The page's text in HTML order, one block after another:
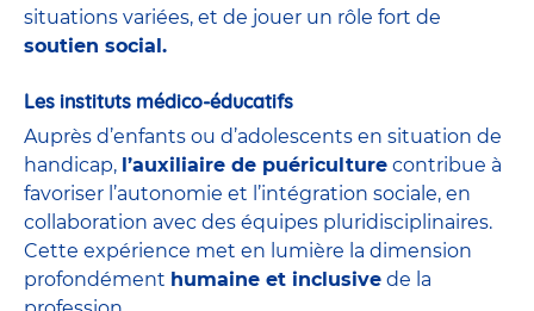
situations variées, et de jouer un rôle fort de
soutien social.
Les instituts médico-éducatifs
Auprès d’enfants ou d’adolescents en situation de
handicap, l’auxiliaire de puériculture contribue à
favoriser l’autonomie et l’intégration sociale, en
collaboration avec des équipes pluridisciplinaires.
Cette expérience met en lumière la dimension
profondément humaine et inclusive de la